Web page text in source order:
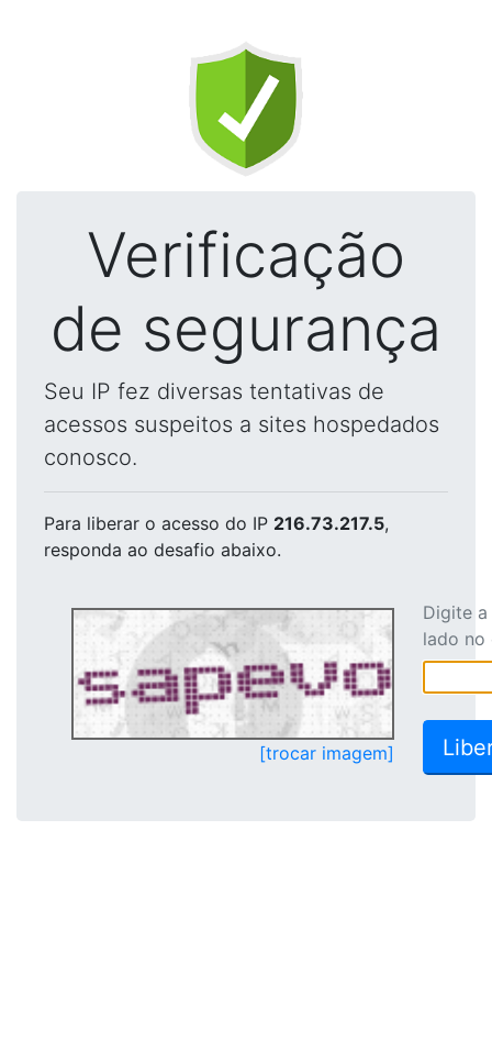
Verificação
de segurança
Seu IP fez diversas tentativas de
acessos suspeitos a sites hospedados
conosco.
Para liberar o acesso do IP 216.73.217.5,
responda ao desafio abaixo.
[trocar imagem]
Digite
lado no